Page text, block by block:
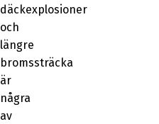
däckexplosioner
och
längre
bromssträcka
är
några
av